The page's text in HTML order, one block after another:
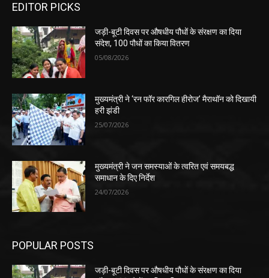
EDITOR PICKS
जड़ी-बूटी दिवस पर औषधीय पौधों के संरक्षण का दिया
संदेश, 100 पौधों का किया वितरण
05/08/2026
मुख्यमंत्री ने ‘रन फॉर कारगिल हीरोज’ मैराथॉन को दिखायी
हरी झंडी
25/07/2026
मुख्यमंत्री ने जन समस्याओं के त्वरित एवं समयबद्ध
समाधान के दिए निर्देश
24/07/2026
POPULAR POSTS
जड़ी-बूटी दिवस पर औषधीय पौधों के संरक्षण का दिया